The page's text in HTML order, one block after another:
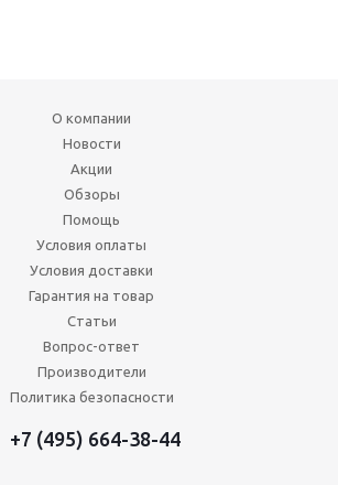
О компании
Новости
Акции
Обзоры
Помощь
Условия оплаты
Условия доставки
Гарантия на товар
Статьи
Вопрос-ответ
Производители
Политика безопасности
+7 (495) 664-38-44